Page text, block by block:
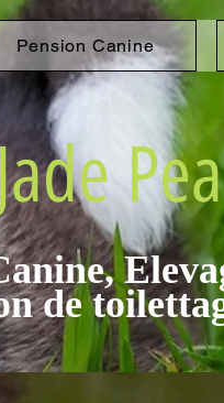
Pension Canine
Pe​
de